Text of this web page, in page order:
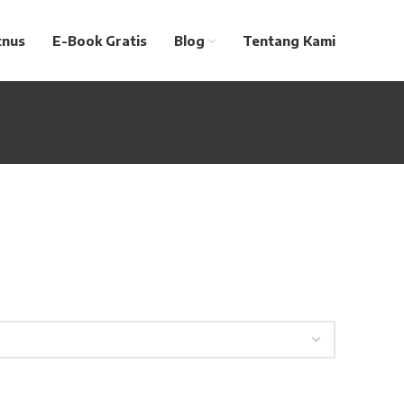
E-Book Gratis Blog Tentang Kami